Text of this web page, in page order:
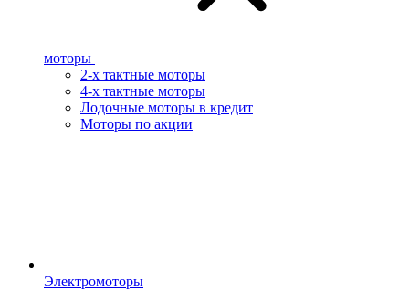
моторы
2-х тактные моторы
4-х тактные моторы
Лодочные моторы в кредит
Моторы по акции
Электромоторы